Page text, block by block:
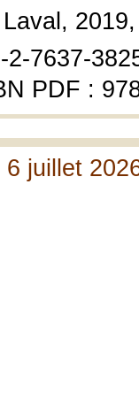
Laval,
2-7637-
PDF :
juillet